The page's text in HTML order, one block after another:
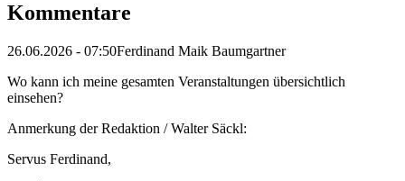
Kommentare
26.06.2026 - 07:50Ferdinand Maik Baumgartner
Wo kann ich meine gesamten Veranstaltungen übersichtlich
einsehen?
Anmerkung der Redaktion /Walter Säckl:
Servus Ferdinand,